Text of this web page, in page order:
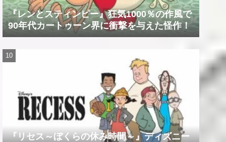
『レンとスティンピー』狂気1000％の作風で
90年代カートゥーン界に衝撃を与えた怪作！
『リセス～ぼくらの休み時間～』ディズニー